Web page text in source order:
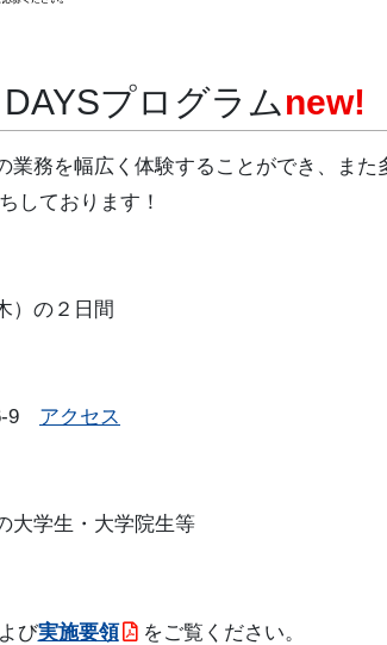
プログラムnew!
業務を幅広く体験することができ、ま
しております！
）の２日間
9 アクセス
大学生・大学院生等
び実施要領 をご覧ください。